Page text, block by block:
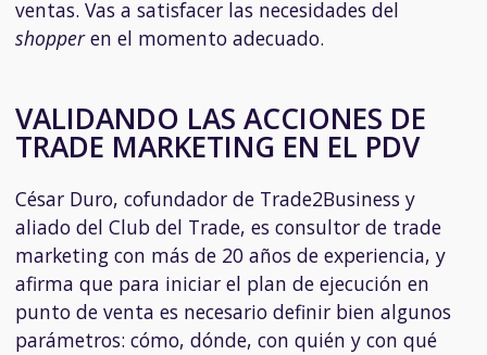
ventas. Vas a satisfacer las necesidades del
shopperen el momento adecuado.
VALIDANDO LAS ACCIONES DE
TRADE MARKETING EN EL PDV
César Duro, cofundador de Trade2Business y
aliado del Club del Trade, es consultor de trade
marketing con más de 20 años de experiencia, y
afirma que para iniciar el plan de ejecución en
punto de venta es necesario definir bien algunos
parámetros: cómo, dónde, con quién y con qué